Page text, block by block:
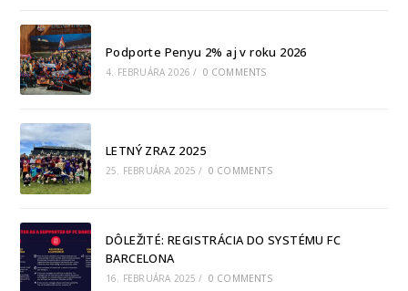
Podporte Penyu 2% aj v roku 2026
4. FEBRUÁRA 2026 / 0 COMMENTS
LETNÝ ZRAZ 2025
25. FEBRUÁRA 2025 / 0 COMMENTS
DÔLEŽITÉ: REGISTRÁCIA DO SYSTÉMU FC
BARCELONA
16. FEBRUÁRA 2025 / 0 COMMENTS